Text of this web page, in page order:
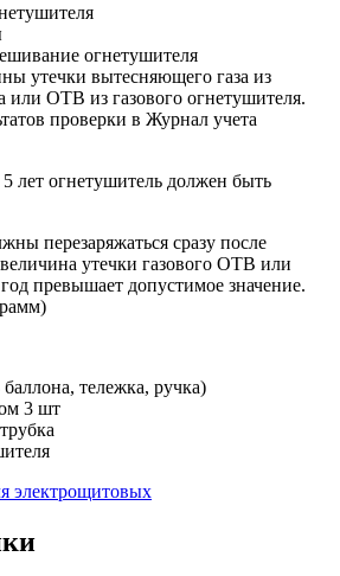
огнетушителя
утечки вытесняющего газа из
или ОТВ из газового огнетушителя.
проверки в Журнал учета
лет огнетушитель должен быть
перезаряжаться сразу после
утечки газового ОТВ или
превышает допустимое значение.
тележка, ручка)
3 шт
электрощитовых